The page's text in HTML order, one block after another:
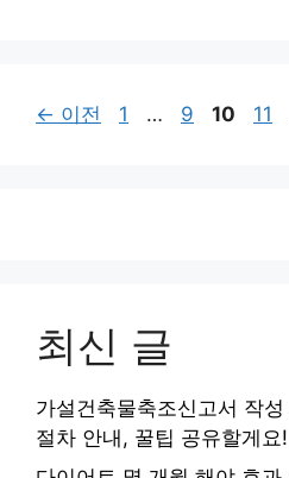
← 이전
페
1 …
페
9
페
10
페
11
최신 글
가설건축물축조신고서 작
절차 안내, 꿀팁 공유할게요!